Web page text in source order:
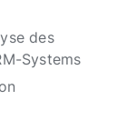
des
Systems